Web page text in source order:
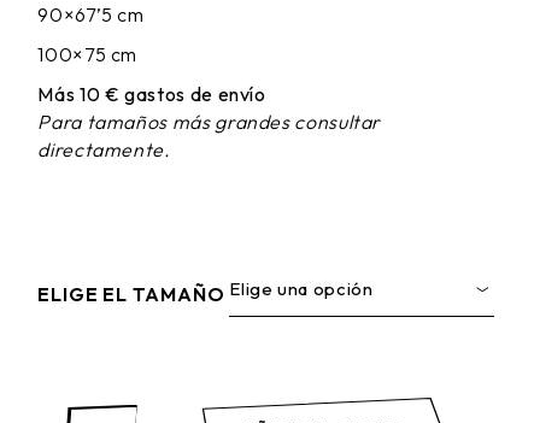
90×67’5 cm
100×75 cm
Más 10 € gastos de envío
Para tamaños más grandes consultar
directamente.
ELIGE EL TAMAÑO Elige una opción
LA VIE EN ROSE quantity